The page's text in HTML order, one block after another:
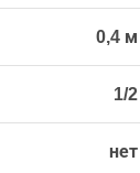
0,4 м
1/2
нет